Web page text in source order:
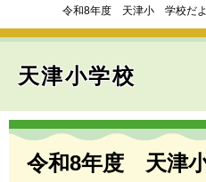
。
て
令和8年度 天津小 学校だ
天津小学校
本
令和8年度 天津